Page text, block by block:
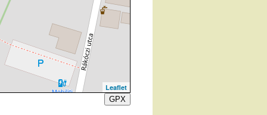
Leaflet
GPX